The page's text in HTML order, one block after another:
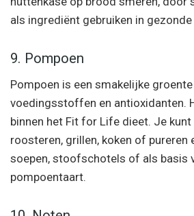
als ingrediënt gebruiken in gezonde
9. Pompoen
Pompoen is een smakelijke
voedingsstoffen en antioxidanten.
binnen het Fit for Life dieet. Je kunt
roosteren, grillen, koken of pureren
soepen, stoofschotels of als basis
pompoentaart.